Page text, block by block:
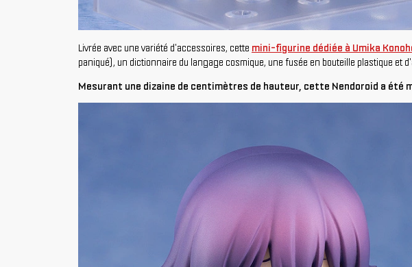
Livrée avec une variété d'accessoires, cette mini-figurine dédiée à Umika
paniqué), un dictionnaire du langage cosmique, une fusée en bouteille plastique
Mesurant une dizaine de centimètres de hauteur, cette Nendoroid a été